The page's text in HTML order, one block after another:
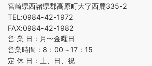
宮崎県西諸県郡高原町大字西麓335-2
TEL:0984-42-1972
FAX:0984-42-1982
営 業 日：月〜金曜日
営業時間：8：00～17：15
定 休 日：土、日、祝